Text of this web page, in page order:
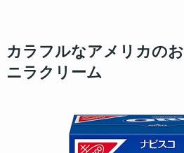
カラフルなアメリカの
ニラクリーム